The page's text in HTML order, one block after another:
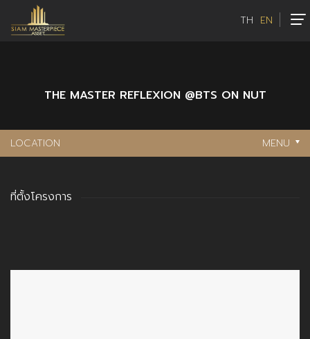
TH EN
THE MASTER REFLEXION @BTS ON NUT
LOCATION MENU
ที่ตั้งโครงการ